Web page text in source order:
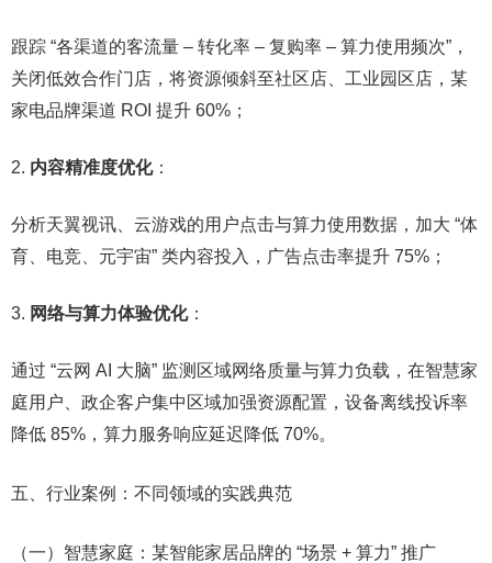
跟踪 “各渠道的客流量 – 转化率 – 复购率 – 算力使用频次”，
关闭低效合作门店，将资源倾斜至社区店、工业园区店，某
家电品牌渠道 ROI 提升 60%；​
内容精准度优化：​
分析天翼视讯、云游戏的用户点击与算力使用数据，加大 “体
育、电竞、元宇宙” 类内容投入，广告点击率提升 75%；​
网络与算力体验优化：​
通过 “云网 AI 大脑” 监测区域网络质量与算力负载，在智慧家
庭用户、政企客户集中区域加强资源配置，设备离线投诉率
降低 85%，算力服务响应延迟降低 70%。​
五、行业案例：不同领域的实践典范​
（一）智慧家庭：某智能家居品牌的 “场景 + 算力” 推广​